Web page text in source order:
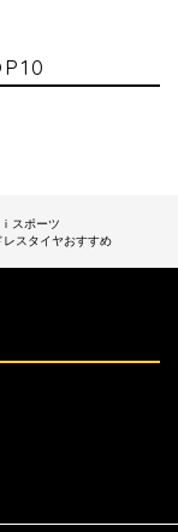
スポーツ
スタイヤおすすめ